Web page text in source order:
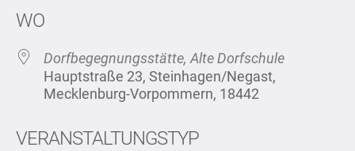
WO
Dorfbegegnungsstätte, Alte Dorfschule
Hauptstraße 23, Steinhagen/Negast,
Mecklenburg-Vorpommern, 18442
VERANSTALTUNGSTYP